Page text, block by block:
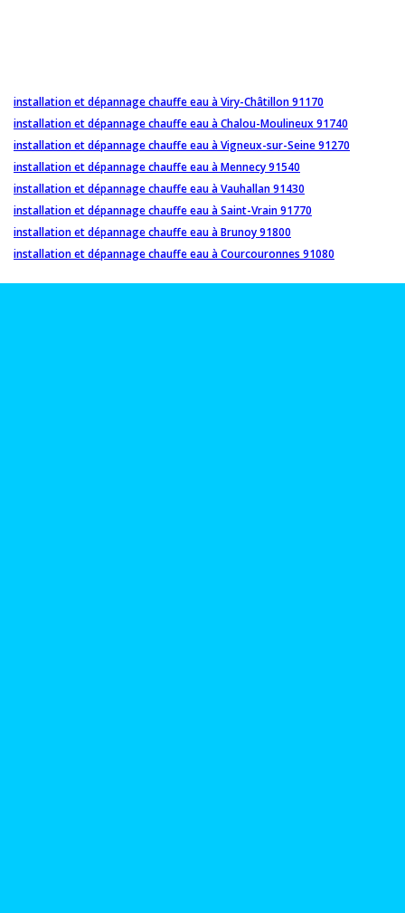
installation et dépannage chauffe eau à Viry-Châtillon 91170
installation et dépannage chauffe eau à Chalou-Moulineux 91740
installation et dépannage chauffe eau à Vigneux-sur-Seine 91270
installation et dépannage chauffe eau à Mennecy 91540
installation et dépannage chauffe eau à Vauhallan 91430
installation et dépannage chauffe eau à Saint-Vrain 91770
installation et dépannage chauffe eau à Brunoy 91800
installation et dépannage chauffe eau à Courcouronnes 91080